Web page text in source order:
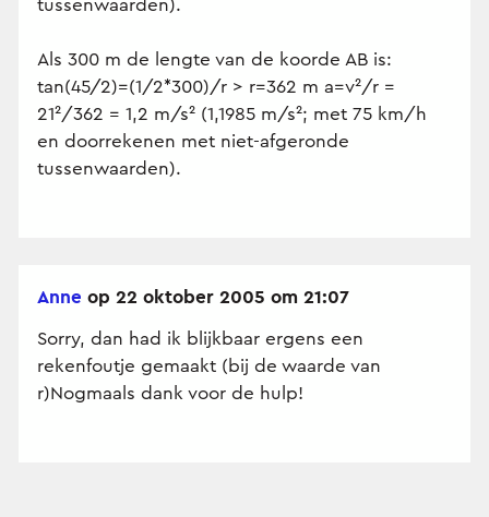
tussenwaarden).
Als 300 m de lengte van de koorde AB is:
tan(45/2)=(1/2*300)/r > r=362 m a=v²/r =
21²/362 = 1,2 m/s² (1,1985 m/s²; met 75 km/h
en doorrekenen met niet-afgeronde
tussenwaarden).
Anne op 22 oktober 2005 om 21:07
Sorry, dan had ik blijkbaar ergens een
rekenfoutje gemaakt (bij de waarde van
r)Nogmaals dank voor de hulp!